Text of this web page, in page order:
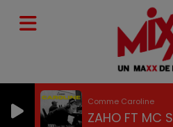
Comme Caroline
ZAHO FT MC